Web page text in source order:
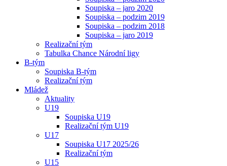
Soupiska – jaro 2020
Soupiska – podzim 2019
Soupiska – podzim 2018
Soupiska – jaro 2019
Realizační tým
Tabulka Chance Národní ligy
B-tým
Soupiska B-tým
Realizační tým
Mládež
Aktuality
U19
Soupiska U19
Realizační tým U19
U17
Soupiska U17 2025/26
Realizační tým
U15